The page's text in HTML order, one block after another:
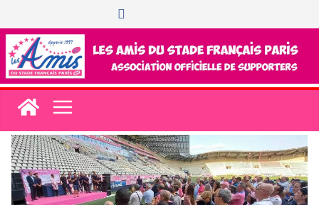
au
contenu